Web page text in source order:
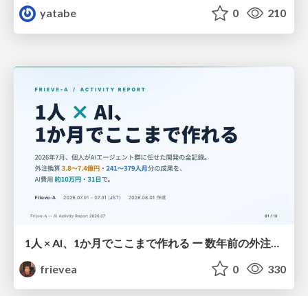
yatabe
0 210
frievea
0 330